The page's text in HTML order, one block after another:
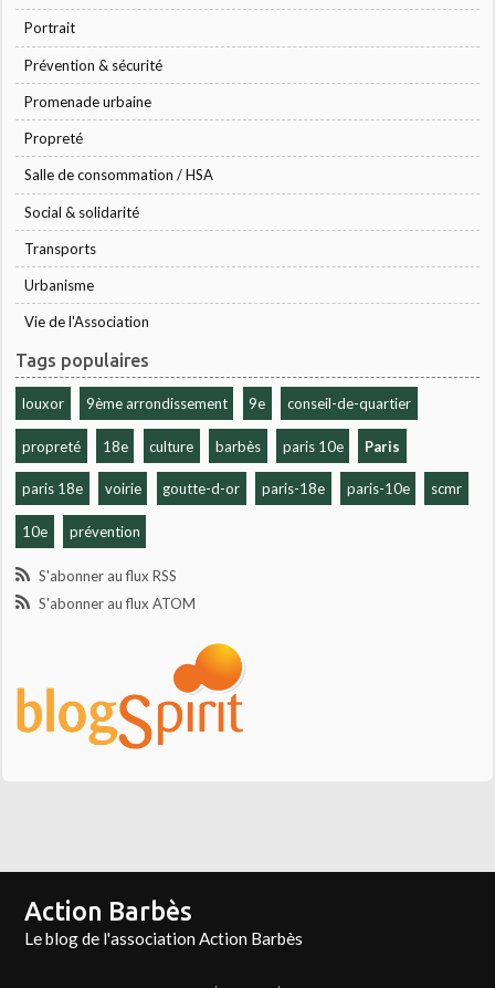
Portrait
Prévention & sécurité
Promenade urbaine
Propreté
Salle de consommation / HSA
Social & solidarité
Transports
Urbanisme
Vie de l'Association
Tags populaires
louxor 9ème arrondissement 9e conseil-de-quartier
propreté 18e culture barbès paris 10e Paris
paris 18e voirie goutte-d-or paris-18e paris-10e scmr
10e prévention
S'abonner au flux RSS
S'abonner au flux ATOM
Action Barbès
Le blog de l'association Action Barbès